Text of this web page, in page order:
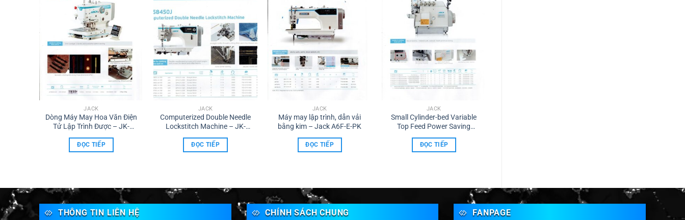
JACK
Dòng Máy May Hoa Văn Điện
Tử Lập Trình Được – JK-
T9820G
ĐỌC TIẾP
JACK
Computerized Double Needle
Lockstitch Machine – JK-
58450J
ĐỌC TIẾP
JACK
Máy may lập trình, dẫn vải
bằng kim – Jack A6F-E-PK
ĐỌC TIẾP
JACK
Small Cylinder-bed Variable
Top Feed Power Saving
Overlock Machine – Jack JK-
797TDI
ĐỌC TIẾP
THÔNG TIN LIÊN HỆ CHÍNH SÁCH CHUNG FANPAGE